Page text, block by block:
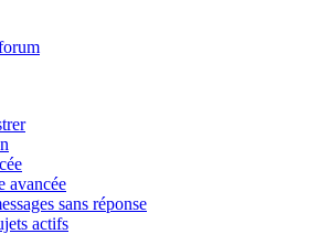
avancée
sans réponse
actifs